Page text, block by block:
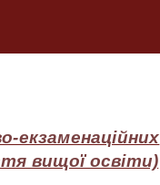
екзаменаційних
вищої освіти)